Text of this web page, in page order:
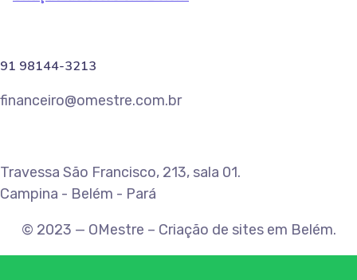
91 98144-3213
financeiro@omestre.com.br
Travessa São Francisco, 213, sala 01.
Campina - Belém - Pará
© 2023 — OMestre – Criação de sites em Belém.